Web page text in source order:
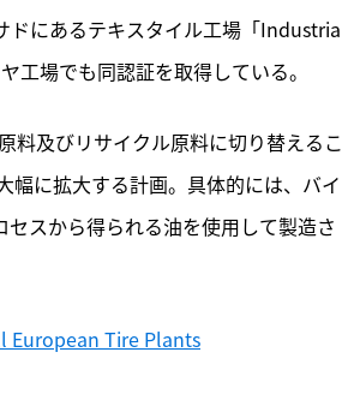
ドにあるテキスタイル工場「Industria
場でも同認証を取得している。
料及びリサイクル原料に切り替えるこ
幅に拡大する計画。具体的には、バイ
スから得られる油を使用して製造さ
European Tire Plants